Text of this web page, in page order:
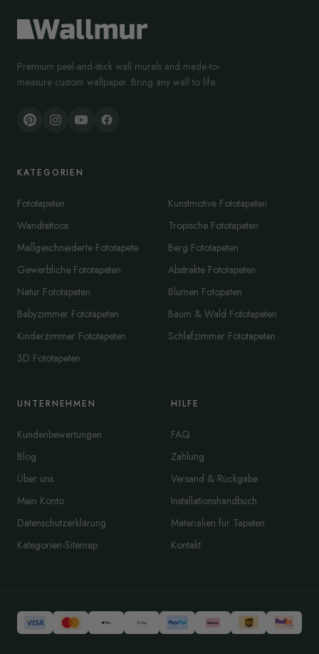
Premium peel-and-stick wall murals and made-to-
measure custom wallpaper. Bring any wall to life.
KATEGORIEN
Fototapeten
Wandtattoos
Maßgeschneiderte Fototapete
Gewerbliche Fototapeten
Natur Fototapeten
Babyzimmer Fototapeten
Kinderzimmer Fototapeten
3D Fototapeten
Kunstmotive Fototapeten
Tropische Fototapeten
Berg Fototapeten
Abstrakte Fototapeten
Blumen Fotopaten
Baum & Wald Fototapeten
Schlafzimmer Fototapeten
UNTERNEHMEN
Kundenbewertungen
Blog
Über uns
Mein Konto
Datenschutzerklärung
Kategorien-Sitemap
HILFE
FAQ
Zahlung
Versand & Rückgabe
Installationshandbuch
Materialien für Tapeten
Kontakt